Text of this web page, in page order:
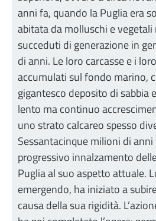
anni fa, quando la Puglia era
abitata da molluschi e
succeduti di generazione in
di anni. Le loro carcasse e i
accumulati sul fondo marino,
gigantesco deposito di sabbia
lento ma continuo
uno strato calcareo spesso
Sessantacinque milioni di
progressivo innalzamento
Puglia al suo aspetto attuale.
emergendo, ha iniziato a
causa della sua rigidità.